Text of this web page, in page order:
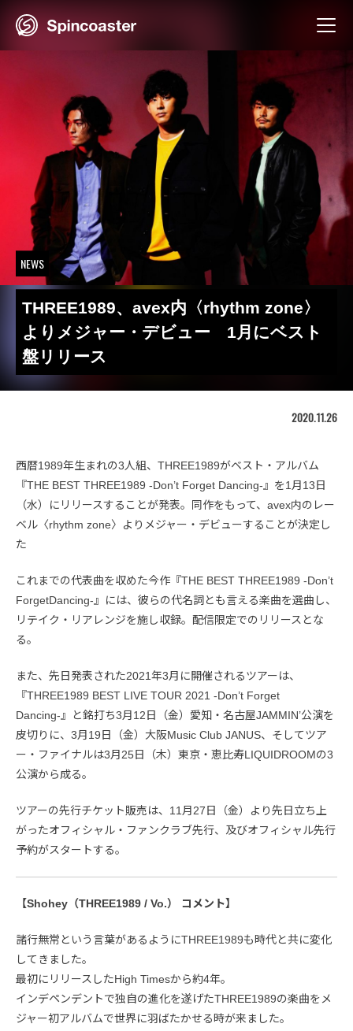
NEWS
THREE1989、avex内〈rhythm zone〉
よりメジャー・デビュー 1月にベスト
盤リリース
2020.11.26
西暦1989年生まれの3人組、THREE1989がベスト・アルバム
『THE BEST THREE1989 -Don’t Forget Dancing-』を1月13日
（水）にリリースすることが発表。同作をもって、avex内のレー
ベル〈rhythm zone〉よりメジャー・デビューすることが決定し
た
これまでの代表曲を収めた今作『THE BEST THREE1989 -Don’t
ForgetDancing-』には、彼らの代名詞とも言える楽曲を選曲し、
リテイク・リアレンジを施し収録。配信限定でのリリースとな
る。
また、先日発表された2021年3月に開催されるツアーは、
『THREE1989 BEST LIVE TOUR 2021 -Don’t Forget
Dancing-』と銘打ち3月12日（金）愛知・名古屋JAMMIN’公演を
皮切りに、3月19日（金）大阪Music Club JANUS、そしてツア
ー・ファイナルは3月25日（木）東京・恵比寿LIQUIDROOMの3
公演から成る。
ツアーの先行チケット販売は、11月27日（金）より先日立ち上
がったオフィシャル・ファンクラブ先行、及びオフィシャル先行
予約がスタートする。
【Shohey（THREE1989 / Vo.） コメント】
諸行無常という言葉があるようにTHREE1989も時代と共に変化
してきました。
最初にリリースしたHigh Timesから約4年。
インデペンデントで独自の進化を遂げたTHREE1989の楽曲をメ
ジャー初アルバムで世界に羽ばたかせる時が来ました。